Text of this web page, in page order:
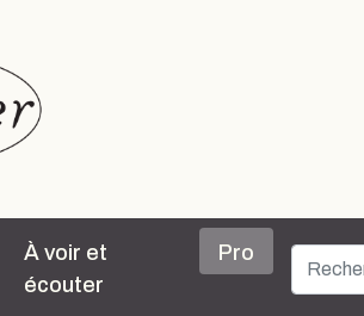
À voir et
écouter
Pro